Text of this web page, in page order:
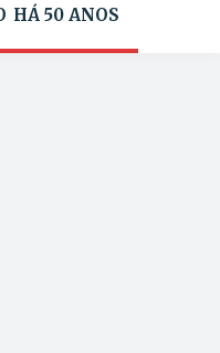
HÁ 50 ANOS